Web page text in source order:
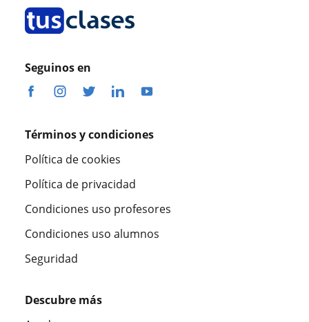
Seguinos en
Términos y condiciones
Política de cookies
Política de privacidad
Condiciones uso profesores
Condiciones uso alumnos
Seguridad
Descubre más